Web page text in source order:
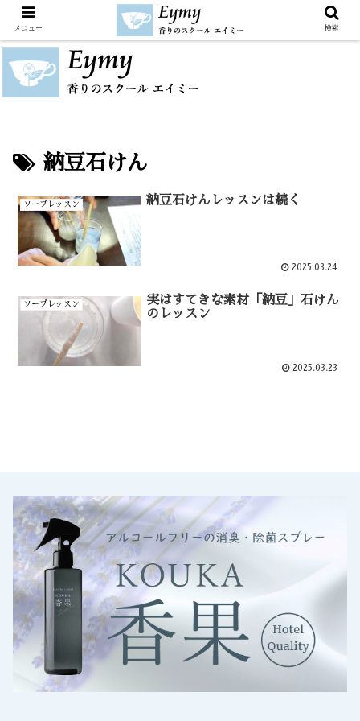
納豆石けん
ソープレッスン 納豆石けんレッスンは続く
2025.03.24
ソープレッスン
実はすてきな素材「納豆」石けん
のレッスン
2025.03.23
メニュー 検索